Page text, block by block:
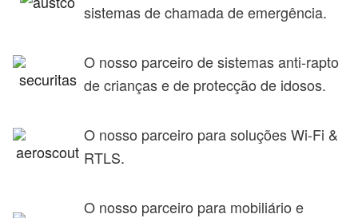
sistemas de chamada de emergência.
O nosso parceiro de sistemas anti-rapto
de crianças e de protecção de idosos.
O nosso parceiro para soluções Wi-Fi &
RTLS.
O nosso parceiro para mobiliário e